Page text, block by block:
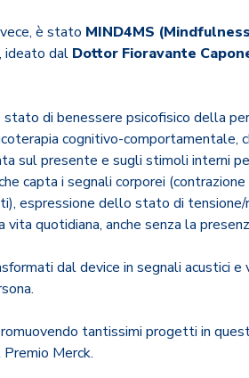
è stato MIND4MS
, ideato dal Dottor Fioravante
di benessere psicofisico della
cognitivo-comportamentale,
sul presente e sugli stimoli interni
capta i segnali corporei (contrazione
espressione dello stato di
quotidiana, anche senza la
dal device in segnali acustici e
tantissimi progetti in
Merck.